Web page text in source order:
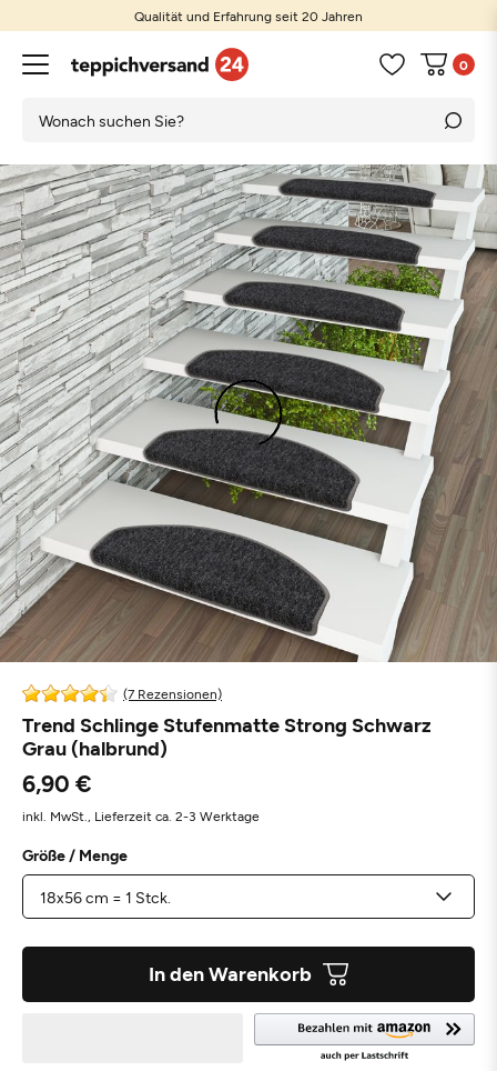
Qualität und Erfahrung seit 20 Jahren
0
(7 Rezensionen)
Trend Schlinge Stufenmatte Strong Schwarz
Grau (halbrund)
6,90 €
inkl. MwSt., Lieferzeit ca. 2-3 Werktage
Größe / Menge
In den Warenkorb